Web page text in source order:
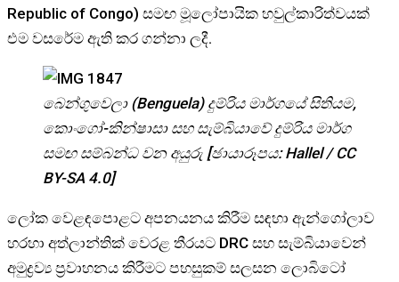
Republic of Congo) සමඟ මූලෝපායික හවුල්කාරිත්වයක්
එම වසරේම ඇති කර ගන්නා ලදී.
බෙන්ගුවෙලා (Benguela) දුම්රිය මාර්ගයේ සිතියම,
කොංගෝ-කින්ෂාසා සහ සැම්බියාවේ දුම්රිය මාර්ග
සමඟ සම්බන්ධ වන අයුරු [ඡායාරූපය: Hallel / CC
BY-SA 4.0]
ලෝක වෙළඳපොළට අපනයනය කිරීම සඳහා ඇන්ගෝලාව
හරහා අත්ලාන්තික් වෙරළ තීරයට DRC සහ සැම්බියාවෙන්
අමුද්‍රව්‍ය ප්‍රවාහනය කිරීමට පහසුකම් සලසන ලොබිටෝ